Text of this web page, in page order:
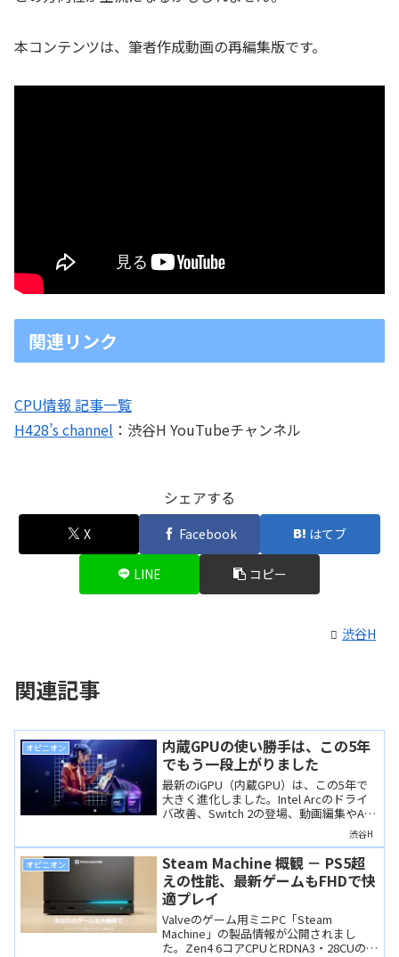
本コンテンツは、筆者作成動画の再編集版です。
関連リンク
CPU情報 記事一覧
H428’s channel ：渋谷H YouTubeチャンネル
シェアする
X Facebook はてブ
LINE コピー
渋谷H
関連記事
オピニオン
内蔵GPUの使い勝手は、この5年
でもう一段上がりました
最新のiGPU（内蔵GPU）は、この5年で
大きく進化しました。Intel Arcのドライ
バ改善、Switch 2の登場、動画編集やAI
処理への対応など、dGPUなしでも快適に
使える場面が確実に増えています。その
理由を4つの視点から解説します。
渋谷H
オピニオン
Steam Machine 概観 － PS5超
えの性能、最新ゲームもFHDで快
適プレイ
Valveのゲーム用ミニPC「Steam
Machine」の製品情報が公開されまし
た。Zen4 6コアCPUとRDNA3・28CUの